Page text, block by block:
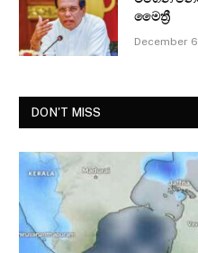
මෛත්‍රී
December
DON'T MISS